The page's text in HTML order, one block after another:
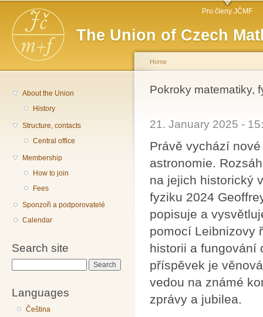
The Union of Czech
Main menu Pro členy JČMF
About the Union
History
Structure, contacts
Central office
Membership
How to join
Fees
Sponzoři a podporovatelé
Calendar
Search site
Languages
Čeština
You are here
Home
Pokroky matematiky,
21. January 2025 -
Právě vychází
astronomie.
na jejich historický
fyziku 2024
popisuje a
pomocí Leibnizovy
historii a fungování
příspěvek je
vedou na známé
zprávy a jubilea.